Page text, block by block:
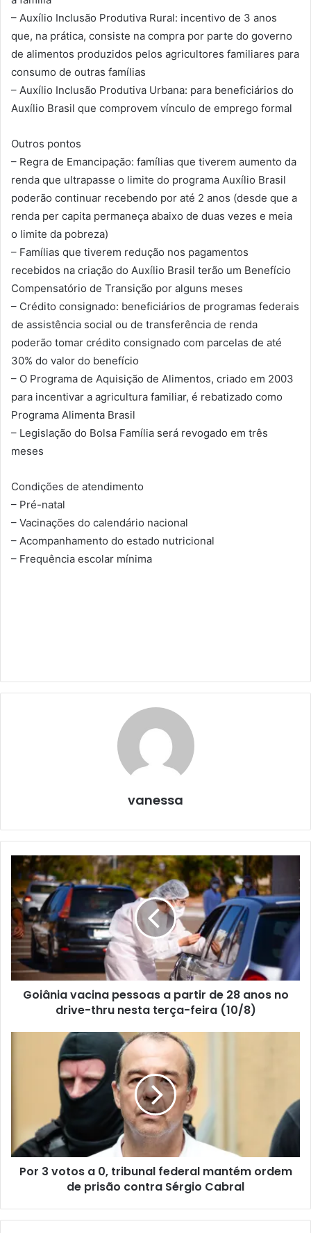
– Auxílio Inclusão Produtiva Rural: incentivo de 3 anos
que, na prática, consiste na compra por parte do governo
de alimentos produzidos pelos agricultores familiares para
consumo de outras famílias
– Auxílio Inclusão Produtiva Urbana: para beneficiários do
Auxílio Brasil que comprovem vínculo de emprego formal
Outros pontos
– Regra de Emancipação: famílias que tiverem aumento da
renda que ultrapasse o limite do programa Auxílio Brasil
poderão continuar recebendo por até 2 anos (desde que a
renda per capita permaneça abaixo de duas vezes e meia
o limite da pobreza)
– Famílias que tiverem redução nos pagamentos
recebidos na criação do Auxílio Brasil terão um Benefício
Compensatório de Transição por alguns meses
– Crédito consignado: beneficiários de programas federais
de assistência social ou de transferência de renda
poderão tomar crédito consignado com parcelas de até
30% do valor do benefício
– O Programa de Aquisição de Alimentos, criado em 2003
para incentivar a agricultura familiar, é rebatizado como
Programa Alimenta Brasil
– Legislação do Bolsa Família será revogado em três
meses
Condições de atendimento
– Pré-natal
– Vacinações do calendário nacional
– Acompanhamento do estado nutricional
– Frequência escolar mínima
vanessa
Goiânia vacina pessoas a partir de 28 anos no
drive-thru nesta terça-feira (10/8)
Por 3 votos a 0, tribunal federal mantém ordem
de prisão contra Sérgio Cabral